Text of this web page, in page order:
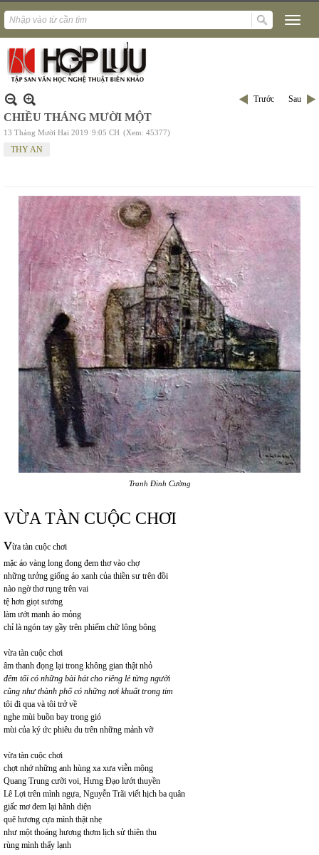
Trước Sau
CHIỀU THÁNG MƯỜI MỘT
13 Tháng Mười Hai 2019 9:05 CH (Xem: 45377)
THY AN
Tranh Đinh Cường
VỪA TÀN CUỘC CHƠI
vừa tàn cuộc chơi
mặc áo vàng long đong đem thơ vào chợ
những tưởng giống áo xanh của thiền sư trên đồi
nào ngờ thơ rụng trên vai
tệ hơn giọt sương
làm ướt manh áo mỏng
chỉ là ngón tay gầy trên phiếm chữ lông bông
vừa tàn cuộc chơi
âm thanh đọng lại trong không gian thật nhỏ
đêm tối có những bài hát cho riêng lẻ từng người
cũng như thành phố có những nơi khuất trong tim
tôi đi qua và tôi trở về
nghe mùi buồn bay trong gió
mùi của ký ức phiêu du trên những mảnh vỡ
vừa tàn cuộc chơi
chợt nhớ những anh hùng xa xưa viễn mộng
Quang Trung cưỡi voi, Hưng Đạo lướt thuyền
Lê Lợi trên mình ngựa, Nguyễn Trãi viết hịch ba quân
giấc mơ đem lại hãnh diện
quê hương cựa mình thật nhẹ
như một thoáng hương thơm lịch sử thiên thu
rùng mình thấy lạnh